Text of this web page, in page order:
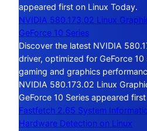
appeared first on Linux Today.
NVIDIA 580.173.02 Linux
GeForce 10 Series
Discover the latest NVIDIA
driver, optimized for GeForce 10
gaming and graphics
NVIDIA 580.173.02 Linux
GeForce 10 Series appeared
Fastfetch 2.65 System
Hardware Detection on Linux